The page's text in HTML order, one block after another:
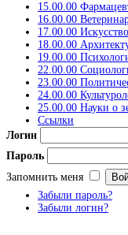
15.00.00
16.00.00
17.00.00
18.00.00
19.00.00
22.00.00
23.00.00
24.00.00
25.00.00 Науки о
Ссылки
Логин
Пароль
Запомнить меня
Забыли пароль?
Забыли логин?